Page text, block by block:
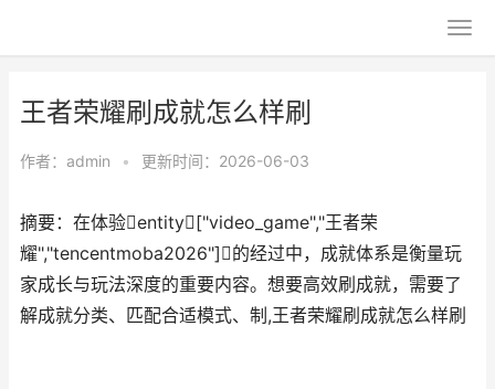
王者荣耀刷成就怎么样刷
作者： admin • 更新时间：2026-06-03
摘要：在体验entity["video_game","王者荣
耀","tencentmoba2026"]的经过中，成就体系是衡量玩
家成长与玩法深度的重要内容。想要高效刷成就，需要了
解成就分类、匹配合适模式、制,王者荣耀刷成就怎么样刷